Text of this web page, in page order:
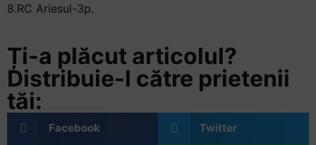
8.RC Ariesul-3p.
Ți-a plăcut articolul?
Distribuie-l către prietenii
tăi:
Facebook Twitter